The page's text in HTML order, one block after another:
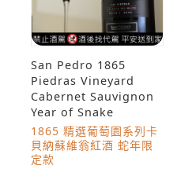
San Pedro 1865
Piedras Vineyard
Cabernet Sauvignon
Year of Snake
1865 精選葡萄園系列卡
貝納蘇維翁紅酒 蛇年限
定款